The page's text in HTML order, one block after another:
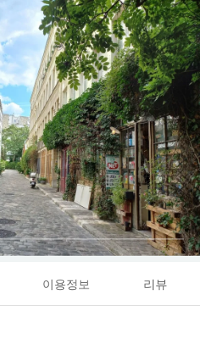
이용정보 리뷰